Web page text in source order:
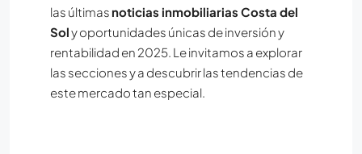
las últimas noticias inmobiliarias Costa del
Soly oportunidades únicas de inversión y
rentabilidad en 2025. Le invitamos a explorar
las secciones y a descubrir las tendencias de
este mercado tan especial.